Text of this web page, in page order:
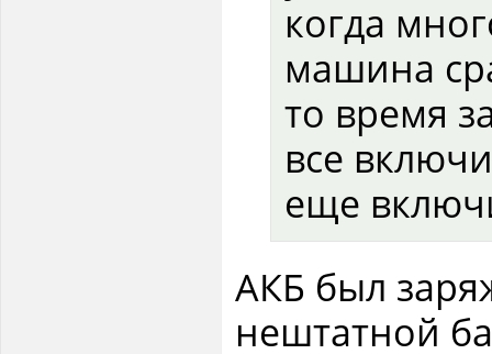
когда
машина
то время
все
еще
АКБ был
нештатной